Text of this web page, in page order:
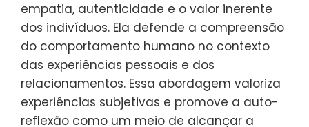
empatia, autenticidade e o valor inerente
dos indivíduos. Ela defende a compreensão
do comportamento humano no contexto
das experiências pessoais e dos
relacionamentos. Essa abordagem valoriza
experiências subjetivas e promove a auto-
reflexão como um meio de alcançar a